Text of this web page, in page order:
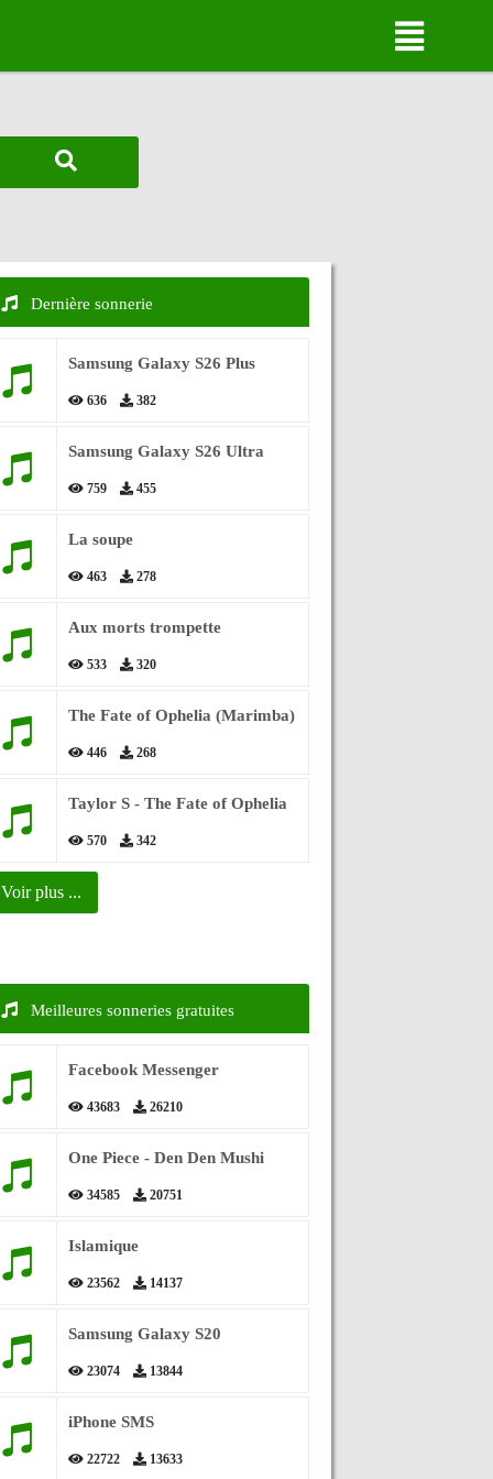
Dernière sonnerie
Samsung Galaxy S26 Plus
636 382
Samsung Galaxy S26 Ultra
759 455
La soupe
463 278
Aux morts trompette
533 320
The Fate of Ophelia (Marimba)
446 268
Taylor S - The Fate of Ophelia
570 342
Voir plus ...
Meilleures sonneries gratuites
Facebook Messenger
43683 26210
One Piece - Den Den Mushi
34585 20751
Islamique
23562 14137
Samsung Galaxy S20
23074 13844
iPhone SMS
22722 13633